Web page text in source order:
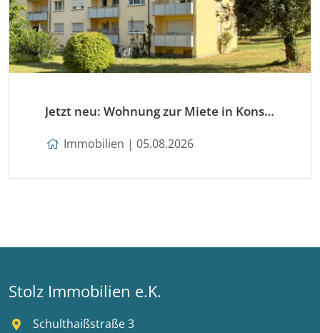
Jetzt neu: Wohnung zur Miete in Konstanz
Immobilien | 05.08.2026
Stolz Immobilien e.K.
Schulthaißstraße 3